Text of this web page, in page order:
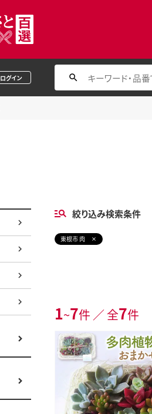
ログイン
絞り込み検索条件
東根市 肉
1~7件 ／ 全7件